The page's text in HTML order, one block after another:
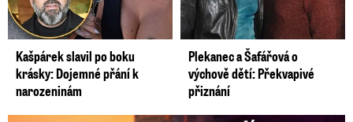
Kašpárek slavil po boku
krásky: Dojemné přání k
narozeninám
Plekanec a Šafářová o
výchově dětí: Překvapivé
přiznání